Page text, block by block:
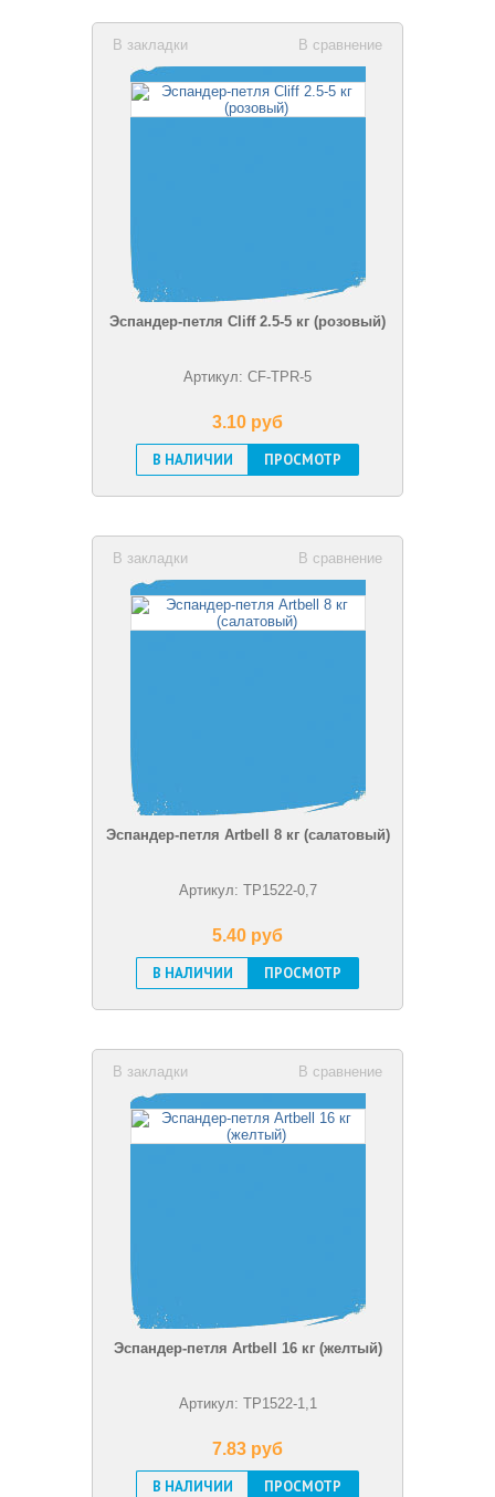
В сравнение
В закладки
Эспандер-петля Cliff 2.5-5 кг (розовый)
Артикул: CF-TPR-5
3.10 pуб
В НАЛИЧИИ
ПРОСМОТР
В сравнение
В закладки
Эспандер-петля Artbell 8 кг (салатовый)
Артикул: TP1522-0,7
5.40 pуб
В НАЛИЧИИ
ПРОСМОТР
В сравнение
В закладки
Эспандер-петля Artbell 16 кг (желтый)
Артикул: TP1522-1,1
7.83 pуб
В НАЛИЧИИ
ПРОСМОТР